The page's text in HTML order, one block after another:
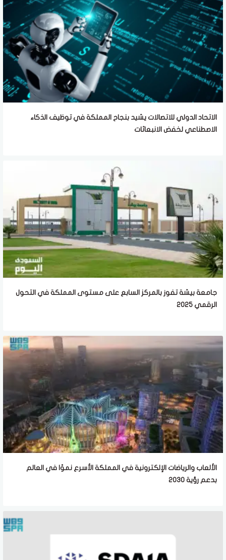
الاتحاد الدولي للاتصالات يشيد بنجاح المملكة في توظيف الذكاء
الاصطناعي لخفض الانبعاثات
جامعة بيشة تفوز بالمركز السابع على مستوى المملكة في التحول
الرقمي 2025
الألعاب والرياضات الإلكترونية في المملكة الأسرع نموًا في العالم
بدعم رؤية 2030